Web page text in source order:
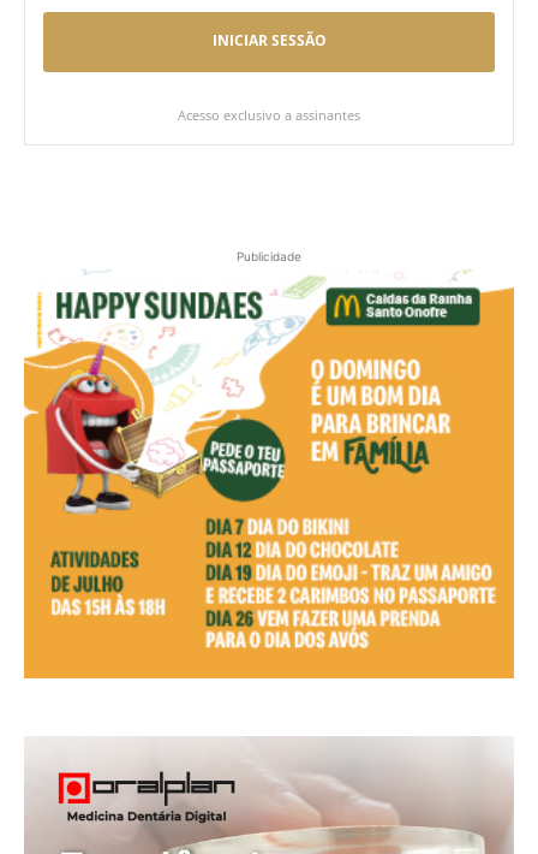
INICIAR SESSÃO
Acesso exclusivo a assinantes
Publicidade